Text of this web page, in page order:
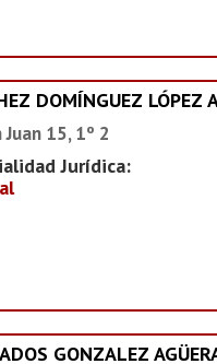
DOMÍNGUEZ LÓPEZ
Juan 15, 1º 2
Jurídica:
GONZALEZ